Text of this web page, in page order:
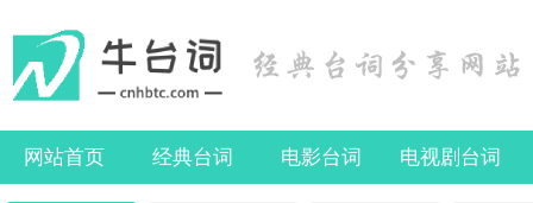
网站首页 经典台词 电影台词 电视剧台词